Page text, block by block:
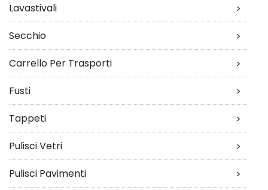
Lavastivali
>
Secchio
>
Carrello Per Trasporti
>
Fusti
>
Tappeti
>
Pulisci Vetri
>
Pulisci Pavimenti
>